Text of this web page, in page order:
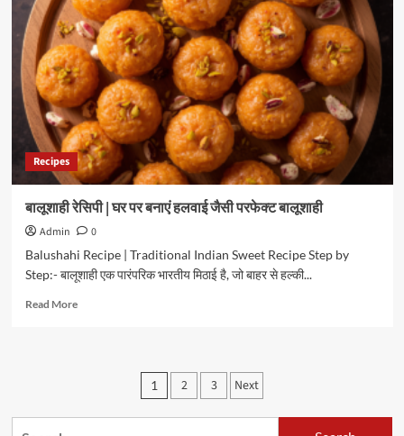
घर
पर
बनाएं
बिहारी
स्टाइल
खोया
पेडकिया
Recipes
बालूशाही रेसिपी | घर पर बनाएं हलवाई जैसी परफेक्ट बालूशाही
Admin
0
Balushahi Recipe | Traditional Indian Sweet Recipe Step by
Step:- बालूशाही एक पारंपरिक भारतीय मिठाई है, जो बाहर से हल्की...
Read MoreRead
पर
Posts
pagination
1 2 3 Next